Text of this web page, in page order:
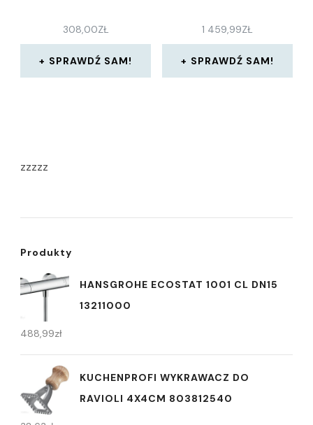
308,00ZŁ
SPRAWDŹ SAM!
1 459,99ZŁ
SPRAWDŹ SAM!
zzzzz
Produkty
HANSGROHE ECOSTAT 1001 CL DN15
13211000
488,99zł
KUCHENPROFI WYKRAWACZ DO
RAVIOLI 4X4CM 803812540